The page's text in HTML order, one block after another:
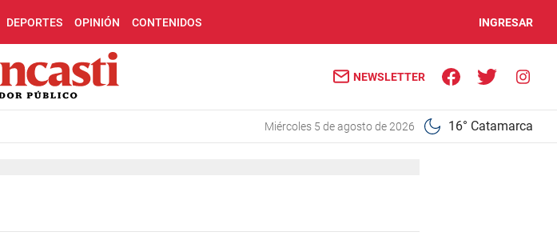
DEPORTES OPINIÓN CONTENIDOS INGRESAR
NEWSLETTER
miércoles 5 de agosto de 2026 16° Catamarca